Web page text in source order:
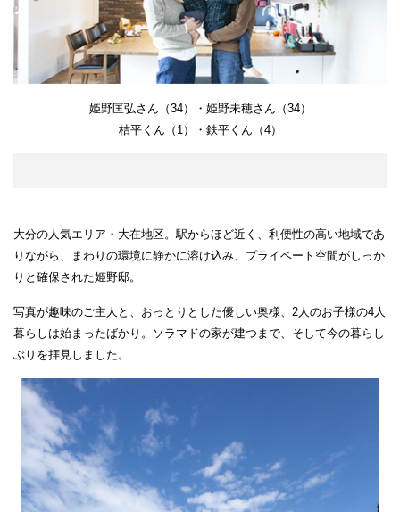
姫野匡弘さん（34）・姫野未穂さん（34）
桔平くん（1）・鉄平くん（4）
大分の人気エリア・大在地区。駅からほど近く、利便性の高い地域であ
りながら、まわりの環境に静かに溶け込み、プライベート空間がしっか
りと確保された姫野邸。
写真が趣味のご主人と、おっとりとした優しい奥様、2人のお子様の4人
暮らしは始まったばかり。ソラマドの家が建つまで、そして今の暮らし
ぶりを拝見しました。